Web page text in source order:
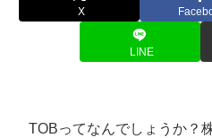
X
LINE
TOBってなんでしょうか？